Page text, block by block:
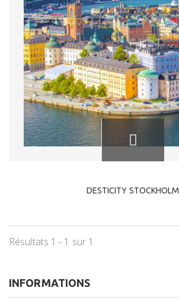
DESTICITY STOCKHOLM
Résultats 1 - 1 sur 1.
INFORMATIONS